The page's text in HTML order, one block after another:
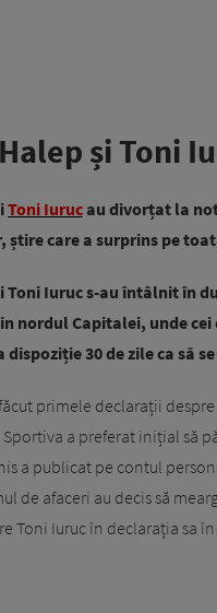
și Toni
Toni Iuruc au divorțat la
știre care a surprins pe
Toni Iuruc s-au întâlnit în
nordul Capitalei, unde
dispoziție 30 de zile ca să
primele declarații
a preferat inițial să
a publicat pe contul
de afaceri au decis să
Toni Iuruc în declarația sa